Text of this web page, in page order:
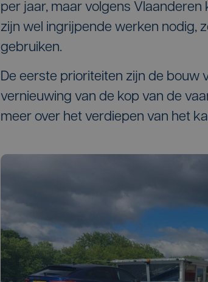
per jaar, maar volgens
zijn wel ingrijpende werken nodig,
gebruiken.
De eerste prioriteiten zijn de bouw
vernieuwing van de kop van de
meer over het verdiepen van het